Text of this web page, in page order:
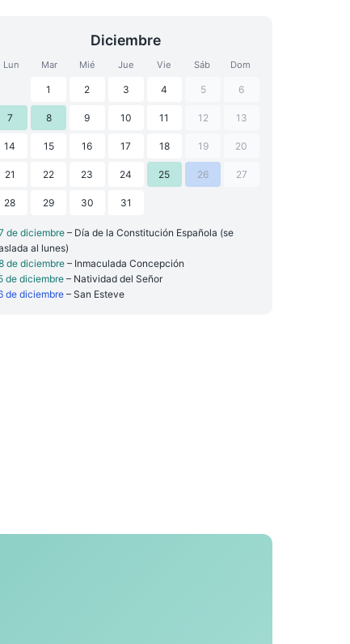
Diciembre
Lun Mar Mié Jue Vie Sáb Dom
1 2 3 4 5 6
7 8 9 10 11 12 13
14 15 16 17 18 19 20
21 22 23 24 25 26 27
28 29 30 31
de diciembre– Día de la Constitución Española (se
al lunes)
de diciembre– Inmaculada Concepción
de diciembre– Natividad del Señor
de diciembre– San Esteve